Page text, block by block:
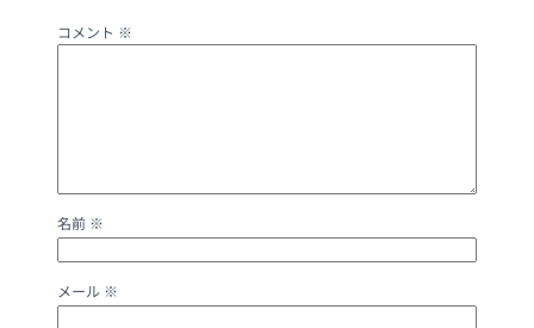
コメント ※
名前 ※
メール ※